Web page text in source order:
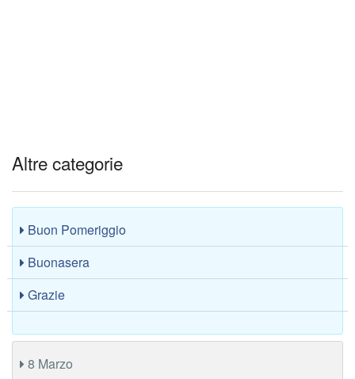
Altre categorie
Buon Pomeriggio
Buonasera
Grazie
8 Marzo